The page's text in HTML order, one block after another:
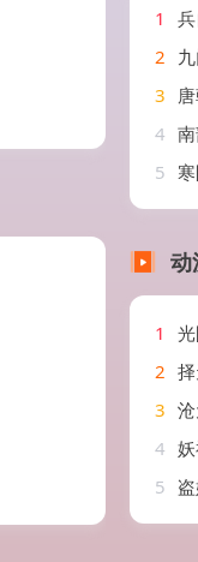
1
2
3
4
5
动
1
2
3
4
5